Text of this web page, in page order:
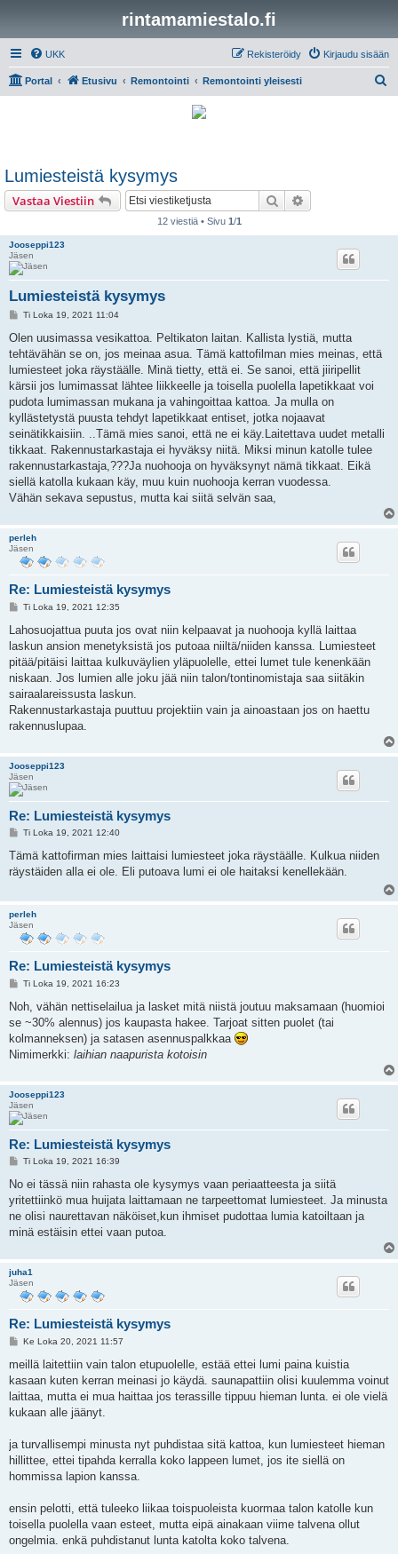
rintamamiestalo.fi
UKK Kirjaudu sisään
Rekisteröidy
Portal Etusivu Remontointi Remontointi yleisesti
Lumiesteistä kysymys
Vastaa Viestiin Etsi
12 viestiä • Sivu 1/1
Jooseppi123
Jäsen
Lumiesteistä kysymys
V
e
t
i
Ti Loka 19, 2021 11:04
Olen uusimassa vesikattoa. Peltikaton laitan. Kallista lystiä, mutta
tehtävähän se on, jos meinaa asua. Tämä kattofilman mies meinas, että
lumiesteet joka räystäälle. Minä tietty, että ei. Se sanoi, että jiiripellit
kärsii jos lumimassat lähtee liikkeelle ja toisella puolella lapetikkaat voi
pudota lumimassan mukana ja vahingoittaa kattoa. Ja mulla on
kyllästetystä puusta tehdyt lapetikkaat entiset, jotka nojaavat
seinätikkaisiin. ..Tämä mies sanoi, että ne ei käy.Laitettava uudet metalli
tikkaat. Rakennustarkastaja ei hyväksy niitä. Miksi minun katolle tulee
rakennustarkastaja,???Ja nuohooja on hyväksynyt nämä tikkaat. Eikä
siellä katolla kukaan käy, muu kuin nuohooja kerran vuodessa.
Vähän sekava sepustus, mutta kai siitä selvän saa,
perleh
Jäsen
Re: Lumiesteistä kysymys
V
e
t
i
Ti Loka 19, 2021 12:35
Lahosuojattua puuta jos ovat niin kelpaavat ja nuohooja kyllä laittaa
laskun ansion menetyksistä jos putoaa niiltä/niiden kanssa. Lumiesteet
pitää/pitäisi laittaa kulkuväylien yläpuolelle, ettei lumet tule kenenkään
niskaan. Jos lumien alle joku jää niin talon/tontinomistaja saa siitäkin
sairaalareissusta laskun.
Rakennustarkastaja puuttuu projektiin vain ja ainoastaan jos on haettu
rakennuslupaa.
Jooseppi123
Jäsen
Re: Lumiesteistä kysymys
V
e
t
Ti Loka 19, 2021 12:40
Tämä kattofirman mies laittaisi lumiesteet joka räystäälle. Kulkua niiden
räystäiden alla ei ole. Eli putoava lumi ei ole haitaksi kenellekään.
perleh
Jäsen
Re: Lumiesteistä kysymys
V
e
t
i
Ti Loka 19, 2021 16:23
Noh, vähän nettiselailua ja lasket mitä niistä joutuu maksamaan (huomioi
se ~30% alennus) jos kaupasta hakee. Tarjoat sitten puolet (tai
kolmanneksen) ja satasen asennuspalkkaa
Nimimerkki: laihian naapurista kotoisin
Jooseppi123
Jäsen
Re: Lumiesteistä kysymys
V
e
t
i
Ti Loka 19, 2021 16:39
No ei tässä niin rahasta ole kysymys vaan periaatteesta ja siitä
yritettiinkö mua huijata laittamaan ne tarpeettomat lumiesteet. Ja minusta
ne olisi naurettavan näköiset,kun ihmiset pudottaa lumia katoiltaan ja
minä estäisin ettei vaan putoa.
juha1
Jäsen
Re: Lumiesteistä kysymys
V
e
t
i
Ke Loka 20, 2021 11:57
meillä laitettiin vain talon etupuolelle, estää ettei lumi paina kuistia
kasaan kuten kerran meinasi jo käydä. saunapattiin olisi kuulemma voinut
laittaa, mutta ei mua haittaa jos terassille tippuu hieman lunta. ei ole vielä
kukaan alle jäänyt.
ja turvallisempi minusta nyt puhdistaa sitä kattoa, kun lumiesteet hieman
hillittee, ettei tipahda kerralla koko lappeen lumet, jos ite siellä on
hommissa lapion kanssa.
ensin pelotti, että tuleeko liikaa toispuoleista kuormaa talon katolle kun
toisella puolella vaan esteet, mutta eipä ainakaan viime talvena ollut
ongelmia. enkä puhdistanut lunta katolta koko talvena.